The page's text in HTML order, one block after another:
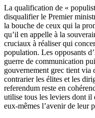
La qualification de «
disqualifier le Premier
la bouche de ceux qui la
qu’il en appelle à la
cruciaux à réaliser qui
population. Les opposants
guerre de communication
gouvernement grec tient
contrarier les élites et les
referendum reste en
utilise tous les leviers dont il
eux-mêmes l’avenir de leur